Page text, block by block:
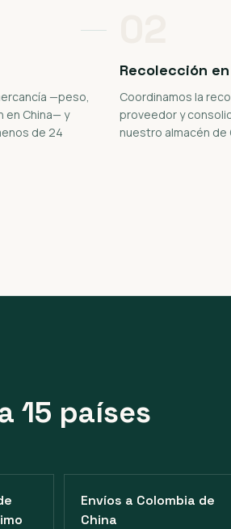
—peso,
en China— y
de 24
Recolección
Coordinamos la
proveedor y
nuestro almacén de
15 países
Envíos a Colombia de
China